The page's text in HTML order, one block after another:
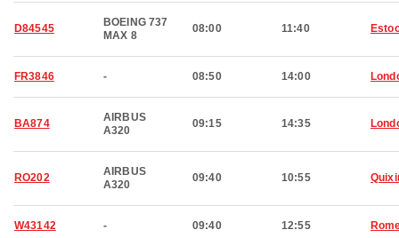
D84545
BOEING 737
MAX 8
08:00 11:40
FR3846 - 08:50 14:00
BA874
AIRBUS
A320
09:15 14:35
RO202
AIRBUS
A320
09:40 10:55
W43142 - 09:40 12:55